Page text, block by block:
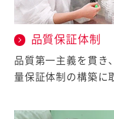
品質保証体制
品質第一主義を貫き、
量保証体制の構築に